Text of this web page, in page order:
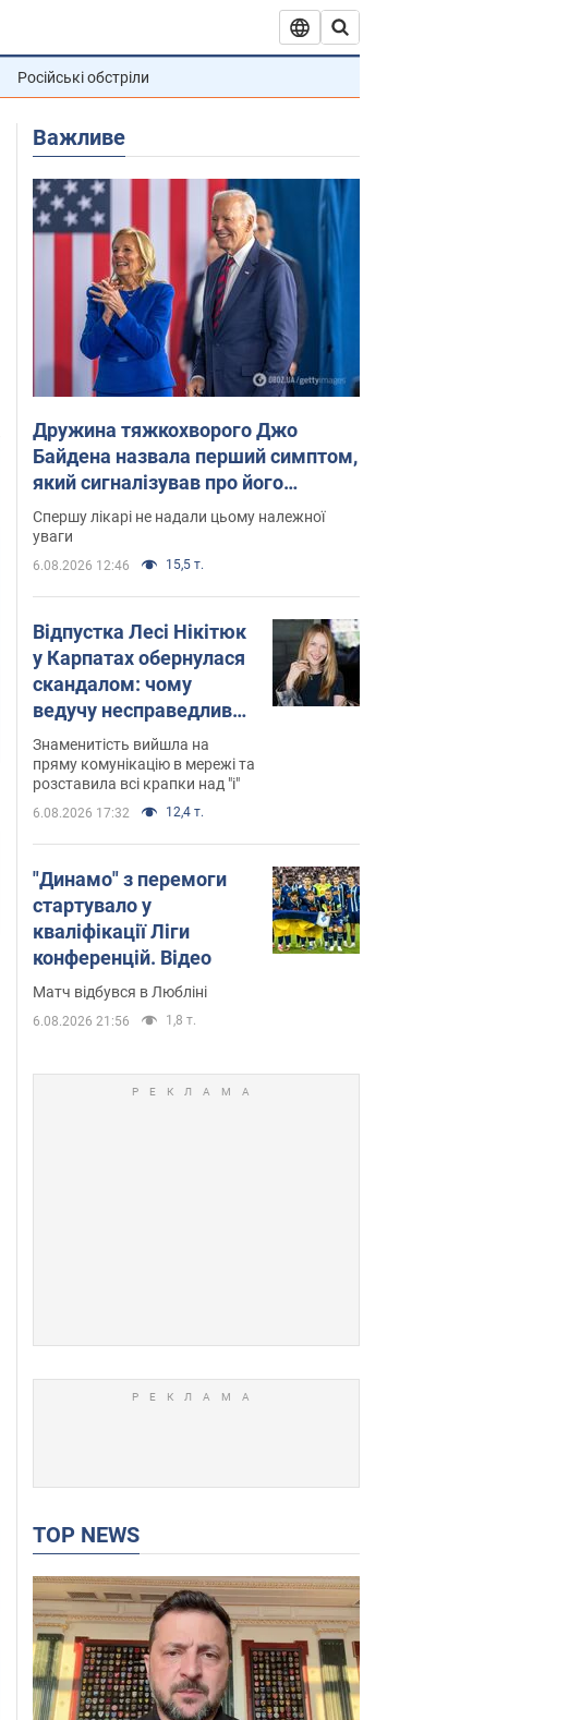
Російські обстріли
Важливе
Дружина тяжкохворого Джо
Байдена назвала перший симптом,
який сигналізував про його
"агресивний" рак
Спершу лікарі не надали цьому належної
уваги
6.08.2026 12:46 15,5 т.
Відпустка Лесі Нікітюк
у Карпатах обернулася
скандалом: чому
ведучу несправедливо
захейтили
Знаменитість вийшла на
пряму комунікацію в мережі та
розставила всі крапки над "і"
6.08.2026 17:32 12,4 т.
"Динамо" з перемоги
стартувало у
кваліфікації Ліги
конференцій. Відео
Матч відбувся в Любліні
6.08.2026 21:56 1,8 т.
TOP NEWS